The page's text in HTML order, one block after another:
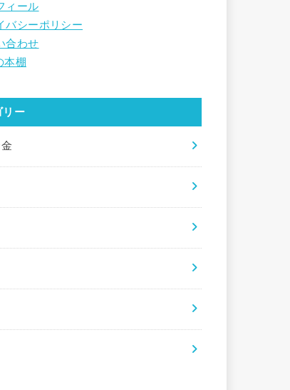
ィール
バシーポリシー
合わせ
本棚
リー